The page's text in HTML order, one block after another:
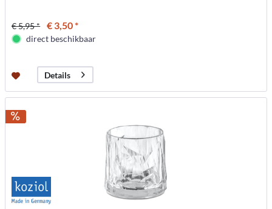
€ 5,95 * € 3,50 *
direct beschikbaar
Details